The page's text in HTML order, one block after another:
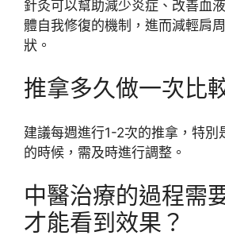
針灸可以幫助減少炎症、改善血
體自我修復的機制，進而減輕肩
狀。
推拿多久做一次比
建議每週進行1-2次的推拿，特別
的時候，需及時進行調整。
中醫治療的過程需
才能看到效果？